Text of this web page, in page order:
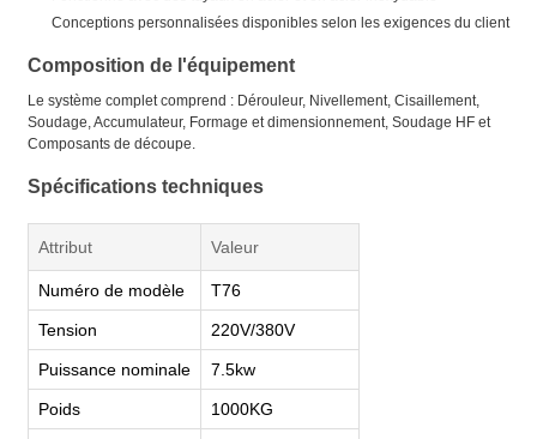
Conceptions personnalisées disponibles selon les exigences du client
Composition de l'équipement
Le système complet comprend : Dérouleur, Nivellement, Cisaillement,
Soudage, Accumulateur, Formage et dimensionnement, Soudage HF et
Composants de découpe.
Spécifications techniques
Attribut Valeur
Numéro de modèle T76
Tension 220V/380V
Puissance nominale 7.5kw
Poids 1000KG